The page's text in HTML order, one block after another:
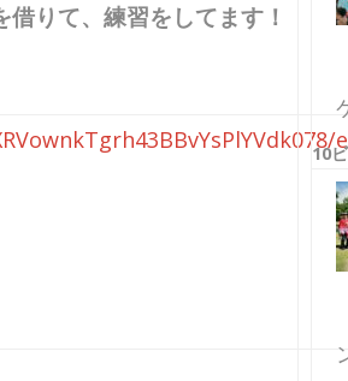
りて、練習をしてます！
10